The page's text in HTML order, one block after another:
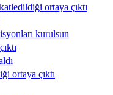
ortaya çıktı
kurulsun
ortaya çıktı